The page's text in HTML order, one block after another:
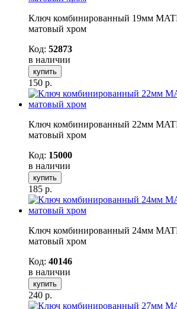
Ключ комбинированный 19мм
матовый хром
Код: 52873
в наличии
купить
150 р.
Ключ комбинированный 22мм
матовый хром
Код: 15000
в наличии
купить
185 р.
Ключ комбинированный 24мм
матовый хром
Код: 40146
в наличии
купить
240 р.